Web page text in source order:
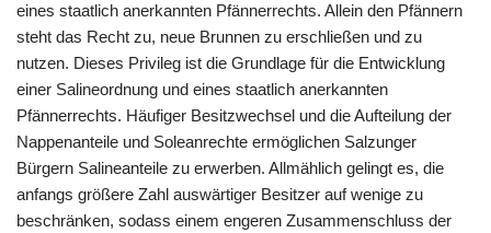
eines staatlich anerkannten Pfännerrechts. Allein den Pfännern
steht das Recht zu, neue Brunnen zu erschließen und zu
nutzen. Dieses Privileg ist die Grundlage für die Entwicklung
einer Salineordnung und eines staatlich anerkannten
Pfännerrechts. Häufiger Besitzwechsel und die Aufteilung der
Nappenanteile und Soleanrechte ermöglichen Salzunger
Bürgern Salineanteile zu erwerben. Allmählich gelingt es, die
anfangs größere Zahl auswärtiger Besitzer auf wenige zu
beschränken, sodass einem engeren Zusammenschluss der